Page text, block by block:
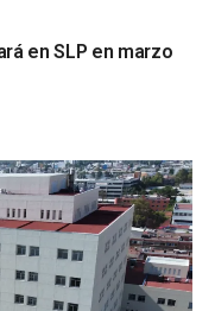
en SLP en marzo